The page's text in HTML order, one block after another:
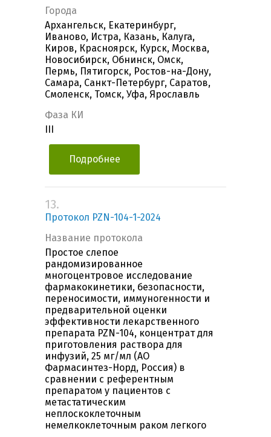
Города
Архангельск, Екатеринбург,
Иваново, Истра, Казань, Калуга,
Киров, Красноярск, Курск, Москва,
Новосибирск, Обнинск, Омск,
Пермь, Пятигорск, Ростов-на-Дону,
Самара, Санкт-Петербург, Саратов,
Смоленск, Томск, Уфа, Ярославль
Фаза КИ
Подробнее
13.
Протокол PZN-104-1-2024
Название протокола
Простое слепое
рандомизированное
многоцентровое исследование
фармакокинетики, безопасности,
переносимости, иммуногенности и
предварительной оценки
эффективности лекарственного
препарата PZN-104, концентрат для
приготовления раствора для
инфузий, 25 мг/мл (АО
Фармасинтез-Норд, Россия) в
сравнении с референтным
препаратом у пациентов с
метастатическим
неплоскоклеточным
немелкоклеточным раком легкого